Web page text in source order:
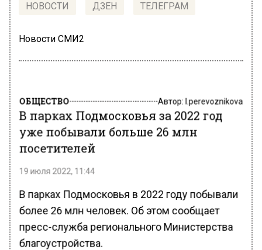
НОВОСТИ ДЗЕН ТЕЛЕГРАМ
Новости СМИ2
ОБЩЕСТВО Автор: l.perevoznikova
В парках Подмосковья за 2022 год
уже побывали больше 26 млн
посетителей
19 июля 2022, 11:44
В парках Подмосковья в 2022 году побывали
более 26 млн человек. Об этом сообщает
пресс-служба регионального Министерства
благоустройства.